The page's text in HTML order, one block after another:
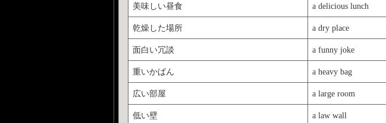
美味しい昼食 a delicious lunch
乾燥した場所 a dry place
面白い冗談 a funny joke
重いかばん a heavy bag
広い部屋 a large room
低い壁 a law wall